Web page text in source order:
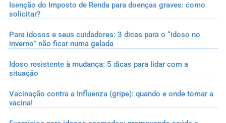
Isenção do Imposto de Renda para doenças graves: como
solicitar?
Para idosos e seus cuidadores: 3 dicas para o “idoso no
inverno” não ficar numa gelada
Idoso resistente à mudança: 5 dicas para lidar com a
situação
Vacinação contra a Influenza (gripe): quando e onde tomar a
vacina!